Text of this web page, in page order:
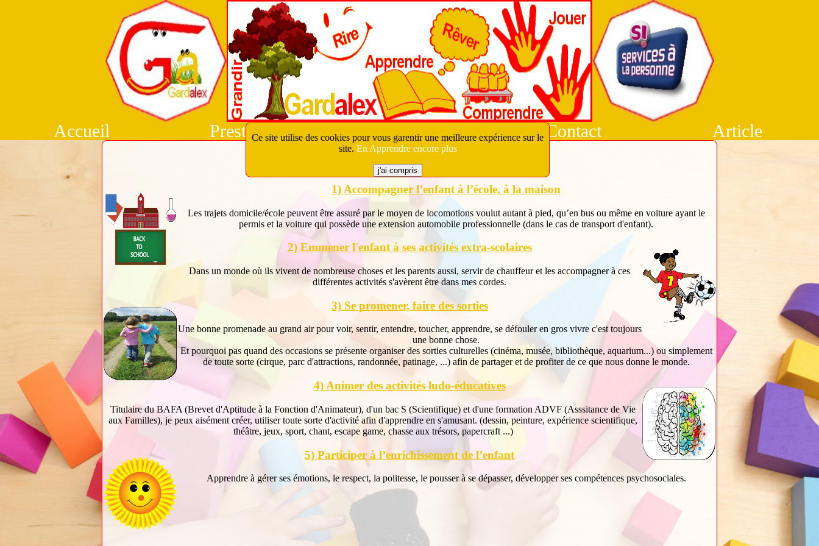
Accueil Prestation Présentation Contact Article
La Réalisation d'Activités
1) Accompagner l’enfant à l’école, à la maison
Les trajets domicile/école peuvent être assuré par le moyen de locomotions voulut autant à pied, qu’en bus ou même en voiture ayant le
permis et la voiture qui possède une extension automobile professionnelle (dans le cas de transport d'enfant).
2) Emmener l'enfant à ses activités extra-scolaires
Dans un monde où ils vivent de nombreuse choses et les parents aussi, servir de chauffeur et les accompagner à ces
différentes activités s'avèrent être dans mes cordes.
3) Se promener, faire des sorties
Une bonne promenade au grand air pour voir, sentir, entendre, toucher, apprendre, se défouler en gros vivre c'est toujours
une bonne chose.
Et pourquoi pas quand des occasions se présente organiser des sorties culturelles (cinéma, musée, bibliothèque, aquarium...) ou simplement
de toute sorte (cirque, parc d'attractions, randonnée, patinage, ...) afin de partager et de profiter de ce que nous donne le monde.
4) Animer des activités ludo-éducatives
Titulaire du BAFA (Brevet d'Aptitude à la Fonction d'Animateur), d'un bac S (Scientifique) et d'une formation ADVF (Asssitance de Vie
aux Familles), je peux aisément créer, utiliser toute sorte d'activité afin d'apprendre en s'amusant. (dessin, peinture, expérience scientifique,
théâtre, jeux, sport, chant, escape game, chasse aux trésors, papercraft ...)
5) Participer à l’enrichissement de l’enfant
Apprendre à gérer ses émotions, le respect, la politesse, le pousser à se dépasser, développer ses compétences psychosociales.
Ce site utilise des cookies pour vous garentir une meilleure expérience sur le
site. En Apprendre encore plus